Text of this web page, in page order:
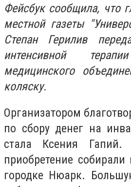
Фейсбук сообщила, что
местной газеты
Степан Герилив
интенсивной
медицинского
коляску.
Организатором
по сбору денег на
стала Ксения
приобретение
городке Нюарк.